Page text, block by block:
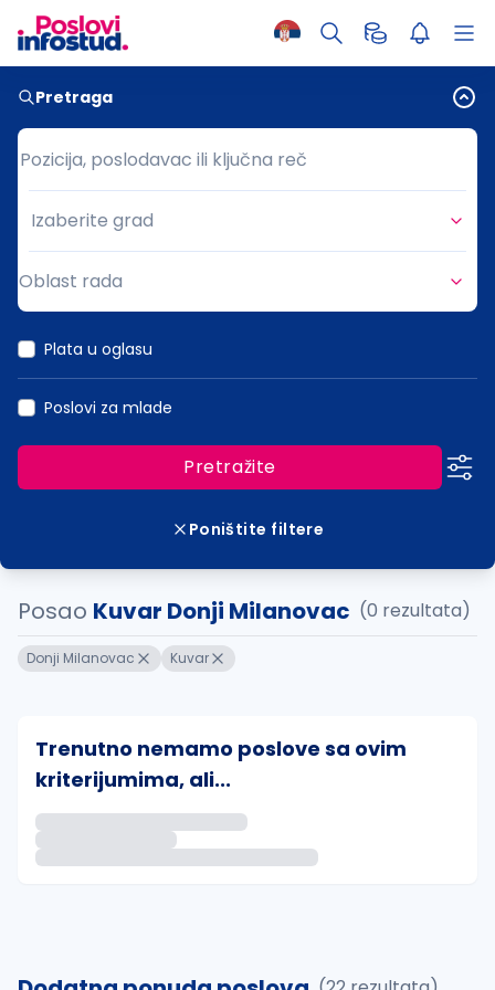
Pretraga
Pozicija, poslodavac ili ključna reč
Pozicija, poslodavac ili ključna reč
Grad
Izaberite grad
Oblast rada
Plata u oglasu
Poslovi za mlade
Pretražite
Poništite filtere
Posao Kuvar Donji Milanovac (0 rezultata)
Donji Milanovac Kuvar
Trenutno nemamo poslove sa ovim
kriterijumima, ali...